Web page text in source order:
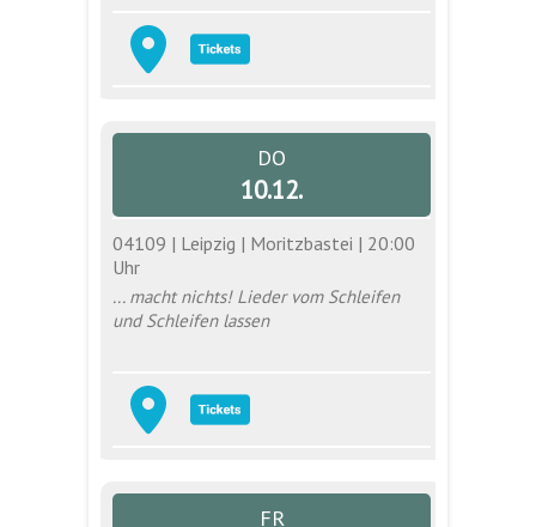
DO
10.12.
04109 | Leipzig | Moritzbastei | 20:00
Uhr
... macht nichts! Lieder vom Schleifen
und Schleifen lassen
FR